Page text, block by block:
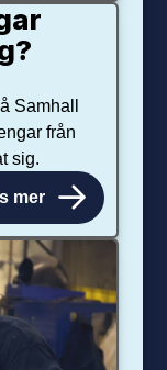
Samhall
från
sig.
mer